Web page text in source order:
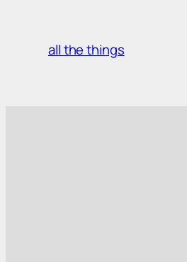
all the things